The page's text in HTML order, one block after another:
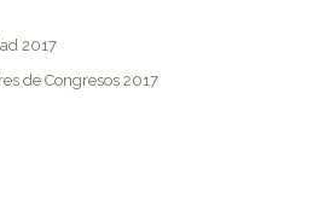
2017
de Congresos 2017